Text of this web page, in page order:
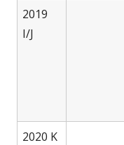
2019
I/J
2020 K